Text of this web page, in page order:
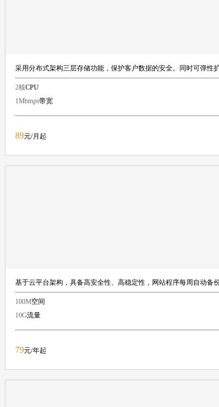
采用分布式架构三层存储功能，保护客户数据的安全。同时可弹性
2核CPU
1Mbmps带宽
89元/月起
基于云平台架构，具备高安全性、高稳定性，网站程序每周自动备
100M空间
10G流量
79元/年起